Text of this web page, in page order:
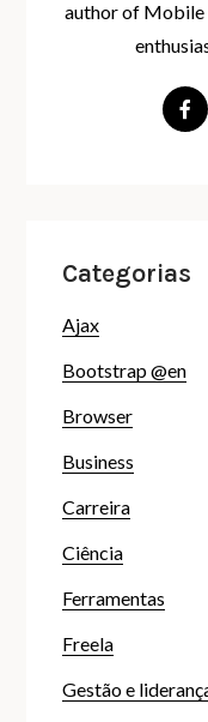
author of Mobile
Categorias
Ajax
Bootstrap @en
Browser
Business
Carreira
Ciência
Ferramentas
Freela
Gestão e